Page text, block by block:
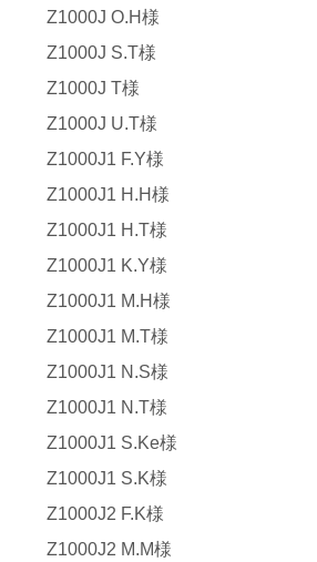
Z1000J O.H様
Z1000J S.T様
Z1000J T様
Z1000J U.T様
Z1000J1 F.Y様
Z1000J1 H.H様
Z1000J1 H.T様
Z1000J1 K.Y様
Z1000J1 M.H様
Z1000J1 M.T様
Z1000J1 N.S様
Z1000J1 N.T様
Z1000J1 S.Ke様
Z1000J1 S.K様
Z1000J2 F.K様
Z1000J2 M.M様